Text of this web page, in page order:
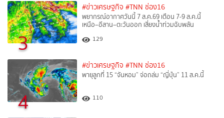
3
#ข่าวเศรษฐกิจ #TNN ช่อง16
พยากรณ์อากาศวันนี้ 7 ส.ค.69 เตือน 7-9 ส.ค.นี้
เหนือ–อีสาน–ตะวันออก เสี่ยงน้ำท่วมฉับพลัน
129
4
#ข่าวเศรษฐกิจ #TNN ช่อง16
พายุลูกที่ 15 “จันหอม” จ่อถล่ม “ญี่ปุ่น” 11 ส.ค.นี้
110